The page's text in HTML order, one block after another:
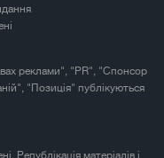
реклами", "PR", "Спонсор
"Позиція" публікуються